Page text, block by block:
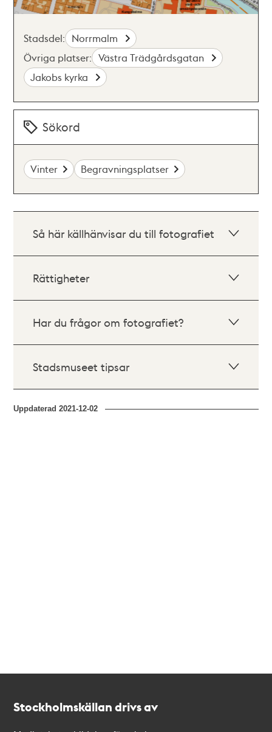
Stadsdel: Norrmalm
Övriga platser: Västra Trädgårdsgatan
Jakobs kyrka
Sökord
Vinter Begravningsplatser
Så här källhänvisar du till fotografiet
Rättigheter
Har du frågor om fotografiet?
Stadsmuseet tipsar
Uppdaterad2021-12-02
Stockholmskällan drivs av